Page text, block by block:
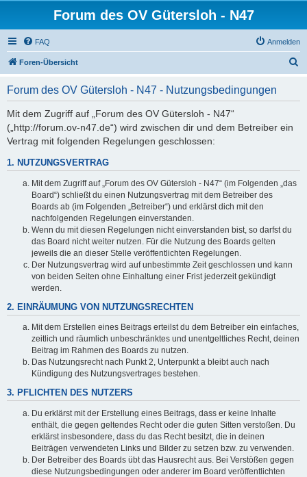
Forum des OV Gütersloh - N47
FAQ Anmelden
Foren-Übersicht
Forum des OV Gütersloh - N47 - Nutzungsbedingungen
Mit dem Zugriff auf „Forum des OV Gütersloh - N47“
(„http://forum.ov-n47.de“) wird zwischen dir und dem Betreiber ein
Vertrag mit folgenden Regelungen geschlossen:
1. NUTZUNGSVERTRAG
Mit dem Zugriff auf „Forum des OV Gütersloh - N47“ (im Folgenden „das
Board“) schließt du einen Nutzungsvertrag mit dem Betreiber des
Boards ab (im Folgenden „Betreiber“) und erklärst dich mit den
nachfolgenden Regelungen einverstanden.
Wenn du mit diesen Regelungen nicht einverstanden bist, so darfst du
das Board nicht weiter nutzen. Für die Nutzung des Boards gelten
jeweils die an dieser Stelle veröffentlichten Regelungen.
Der Nutzungsvertrag wird auf unbestimmte Zeit geschlossen und kann
von beiden Seiten ohne Einhaltung einer Frist jederzeit gekündigt
werden.
2. EINRÄUMUNG VON NUTZUNGSRECHTEN
Mit dem Erstellen eines Beitrags erteilst du dem Betreiber ein einfaches,
zeitlich und räumlich unbeschränktes und unentgeltliches Recht, deinen
Beitrag im Rahmen des Boards zu nutzen.
Das Nutzungsrecht nach Punkt 2, Unterpunkt a bleibt auch nach
Kündigung des Nutzungsvertrages bestehen.
3. PFLICHTEN DES NUTZERS
Du erklärst mit der Erstellung eines Beitrags, dass er keine Inhalte
enthält, die gegen geltendes Recht oder die guten Sitten verstoßen. Du
erklärst insbesondere, dass du das Recht besitzt, die in deinen
Beiträgen verwendeten Links und Bilder zu setzen bzw. zu verwenden.
Der Betreiber des Boards übt das Hausrecht aus. Bei Verstößen gegen
diese Nutzungsbedingungen oder anderer im Board veröffentlichten